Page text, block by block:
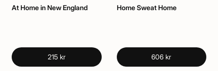
At Home in New England
215 kr
Home Sweat Home
606 kr